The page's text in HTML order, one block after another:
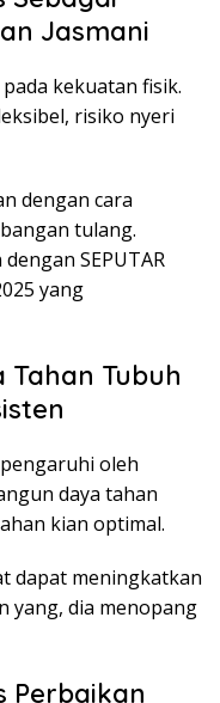
Jasmani
kekuatan fisik.
risiko nyeri
dengan cara
tulang.
SEPUTAR
yang
Tubuh
oleh
daya tahan
kian optimal.
dapat meningkatkan
yang, dia menopang
Perbaikan